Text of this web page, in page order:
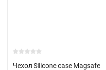
Чехол Silicone case Magsafe